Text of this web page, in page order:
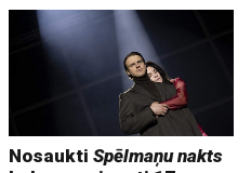
NosauktiSpēlmaņu nakts